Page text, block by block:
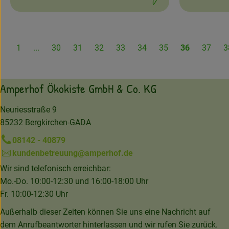
Pilze
Rosenkohl
Rotkohl
Schwarzwurzeln
Weißkohl, Spitzkohl
Zucchinis
1 ... 30 31 32 33 34 35 36 37
Amperhof Ökokiste GmbH & Co. KG
Neuriesstraße 9
85232 Bergkirchen-GADA
08142 - 40879
kundenbetreuung@amperhof.de
Wir sind telefonisch erreichbar:
Mo.-Do. 10:00-12:30 und 16:00-18:00 Uhr
Fr. 10:00-12:30 Uhr
Außerhalb dieser Zeiten können Sie uns eine Nachricht auf
dem Anrufbeantworter hinterlassen und wir rufen Sie zurück.